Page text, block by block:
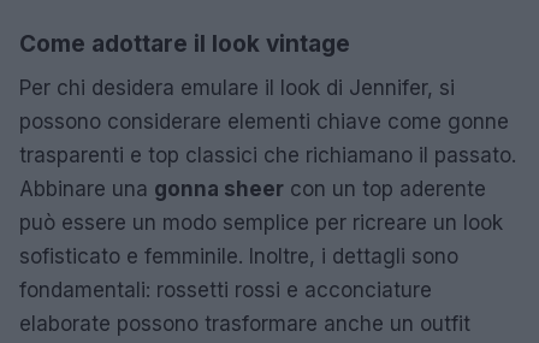
Come adottare il look vintage
Per chi desidera emulare il look di Jennifer, si
possono considerare elementi chiave come gonne
trasparenti e top classici che richiamano il passato.
Abbinare una gonna sheer con un top aderente
può essere un modo semplice per ricreare un look
sofisticato e femminile. Inoltre, i dettagli sono
fondamentali: rossetti rossi e acconciature
elaborate possono trasformare anche un outfit